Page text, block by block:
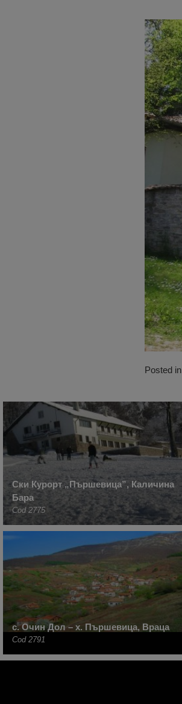
Posted in
Ски Курорт „Пършевица”, Каличина
Бара
Cod 2775
с. Очин Дол – х. Пършевица, Враца
Cod 2791